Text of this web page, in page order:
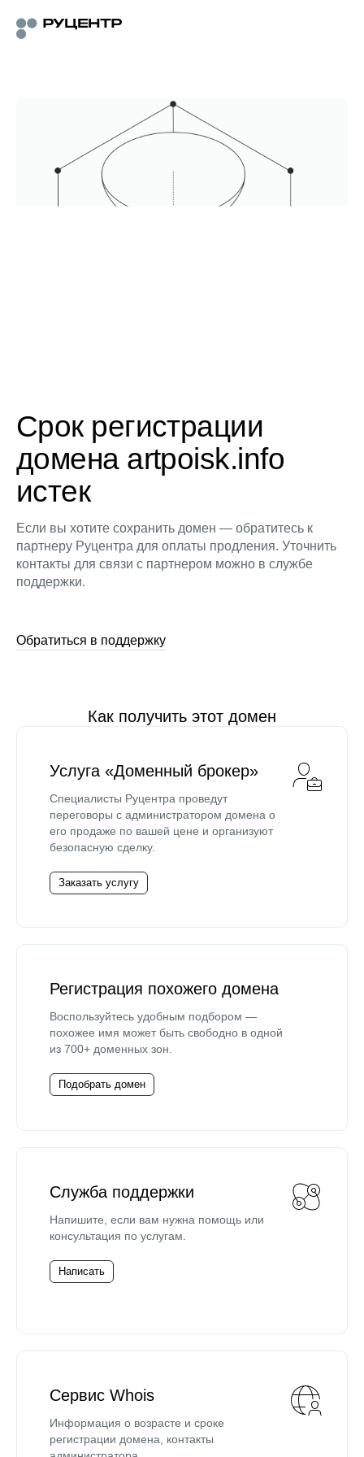
Срок регистрации
домена artpoisk.info
истек
Если вы хотите сохранить домен — обратитесь к
партнеру Руцентра для оплаты продления. Уточнить
контакты для связи с партнером можно в службе
поддержки.
Обратиться в поддержку
Как получить этот домен
Услуга «Доменный брокер»
Специалисты Руцентра проведут
переговоры с администратором домена о
его продаже по вашей цене и организуют
безопасную сделку.
Заказать услугу
Регистрация похожего домена
Воспользуйтесь удобным подбором —
похожее имя может быть свободно в одной
из 700+ доменных зон.
Подобрать домен
Служба поддержки
Напишите, если вам нужна помощь или
консультация по услугам.
Написать
Сервис Whois
Информация о возрасте и сроке
регистрации домена, контакты